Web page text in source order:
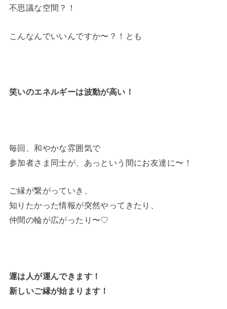
不思議な空間？！
こんなんでいいんですか〜？！とも
笑いのエネルギーは波動が高い！
毎回、和やかな雰囲気で
参加者さま同士が、あっという間にお友達に〜！
ご縁が繋がっていき、
知りたかった情報が突然やってきたり、
仲間の輪が広がったり〜♡
運は人が運んできます！
新しいご縁が始まります！